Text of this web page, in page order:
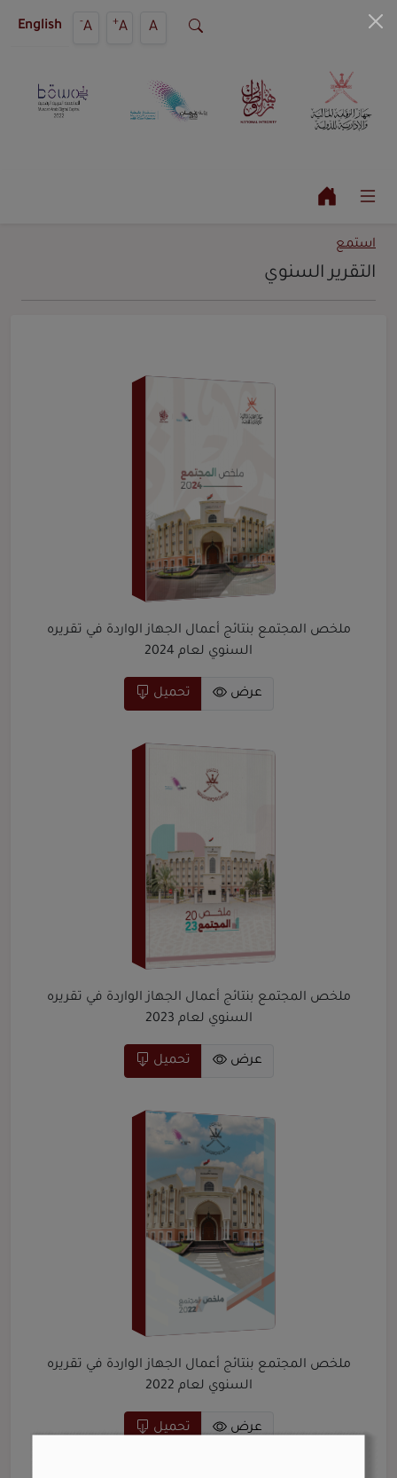
A
A
+
A
-
English
استمع
التقرير السنوي
ملخص المجتمع بنتائج أعمال الجهاز الواردة في تقريره
السنوي لعام 2024
تحميل عرض
ملخص المجتمع بنتائج أعمال الجهاز الواردة في تقريره
السنوي لعام 2023
تحميل عرض
ملخص المجتمع بنتائج أعمال الجهاز الواردة في تقريره
السنوي لعام 2022
تحميل عرض